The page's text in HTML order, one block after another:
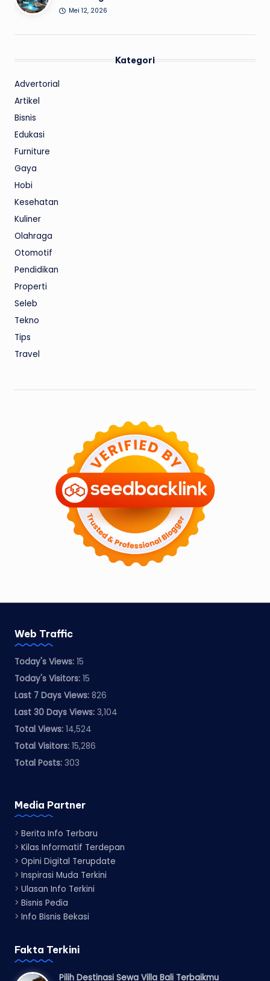
Mei 12, 2026
Kategori
Advertorial
Artikel
Bisnis
Edukasi
Furniture
Gaya
Hobi
Kesehatan
Kuliner
Olahraga
Otomotif
Pendidikan
Properti
Seleb
Tekno
Tips
Travel
Web Traffic
Today's Views: 15
Today's Visitors: 15
Last 7 Days Views: 826
Last 30 Days Views: 3,104
Total Views: 14,524
Total Visitors: 15,286
Total Posts: 303
Media Partner
> Berita Info Terbaru
> Kilas Informatif Terdepan
> Opini Digital Terupdate
> Inspirasi Muda Terkini
> Ulasan Info Terkini
> Bisnis Pedia
> Info Bisnis Bekasi
Fakta Terkini
Pilih Destinasi Sewa Villa Bali Terbaikmu